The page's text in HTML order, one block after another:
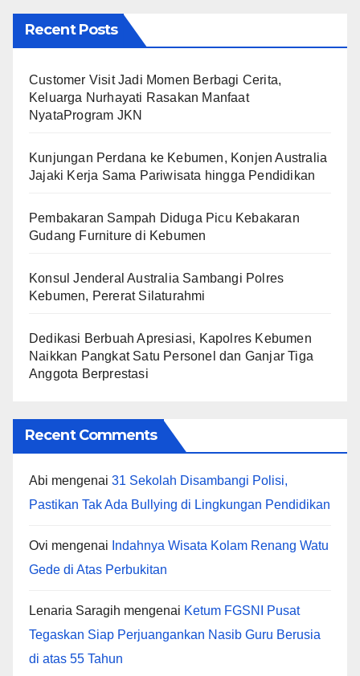
Recent Posts
Customer Visit Jadi Momen Berbagi Cerita,
Keluarga Nurhayati Rasakan Manfaat
NyataProgram JKN
Kunjungan Perdana ke Kebumen, Konjen Australia
Jajaki Kerja Sama Pariwisata hingga Pendidikan
Pembakaran Sampah Diduga Picu Kebakaran
Gudang Furniture di Kebumen
Konsul Jenderal Australia Sambangi Polres
Kebumen, Pererat Silaturahmi
Dedikasi Berbuah Apresiasi, Kapolres Kebumen
Naikkan Pangkat Satu Personel dan Ganjar Tiga
Anggota Berprestasi
Recent Comments
Abi mengenai 31 Sekolah Disambangi Polisi,
Pastikan Tak Ada Bullying di Lingkungan Pendidikan
Ovi mengenai Indahnya Wisata Kolam Renang Watu
Gede di Atas Perbukitan
Lenaria Saragih mengenai Ketum FGSNI Pusat
Tegaskan Siap Perjuangankan Nasib Guru Berusia
di atas 55 Tahun